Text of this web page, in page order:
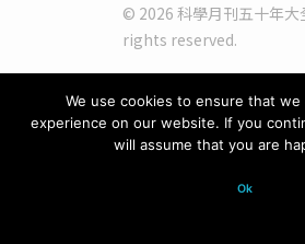
© 2026 科學月刊五十年大
rights reserved.
We use cookies to ensure that
experience on our website. If you
will assume that you are
Ok